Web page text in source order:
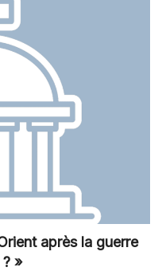
après la guerre
»